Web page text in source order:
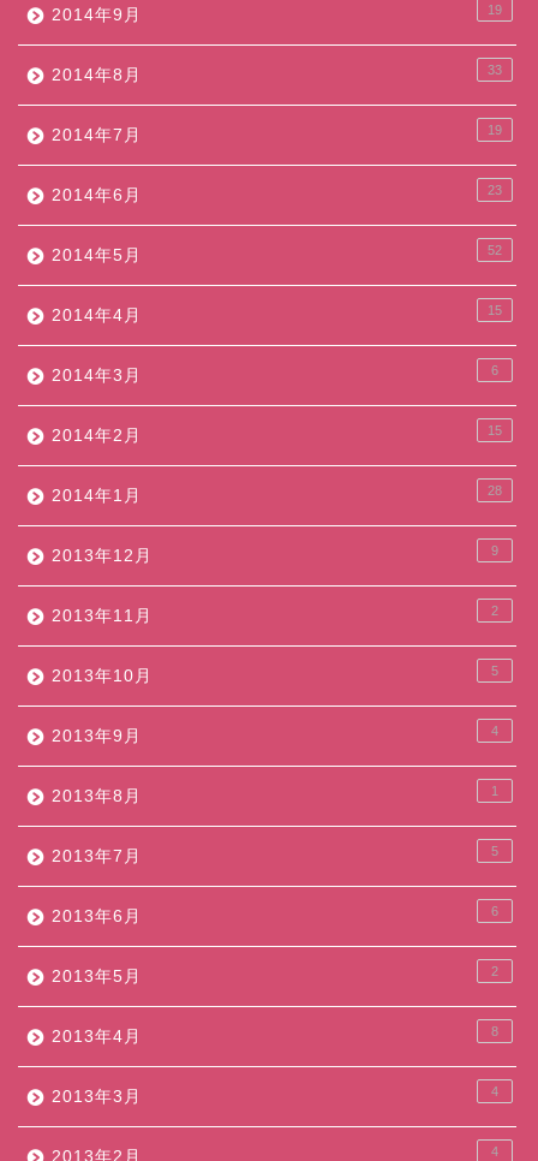
2014年9月 19
2014年8月 33
2014年7月 19
2014年6月 23
2014年5月 52
2014年4月 15
2014年3月 6
2014年2月 15
2014年1月 28
2013年12月 9
2013年11月 2
2013年10月 5
2013年9月 4
2013年8月 1
2013年7月 5
2013年6月 6
2013年5月 2
2013年4月 8
2013年3月 4
2013年2月 4